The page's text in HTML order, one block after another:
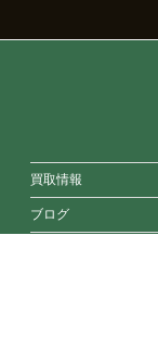
買取情報
ブログ